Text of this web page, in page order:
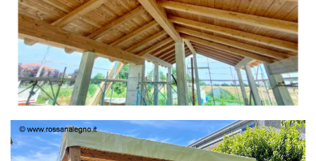
TETTO IN ABETE LAMELLARE PRETAGLIATO